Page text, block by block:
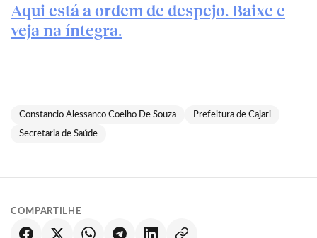
Aqui está a ordem de despejo. Baixe e
veja na íntegra.
Constancio Alessanco Coelho De Souza Prefeitura de Cajari
Secretaria de Saúde
COMPARTILHE